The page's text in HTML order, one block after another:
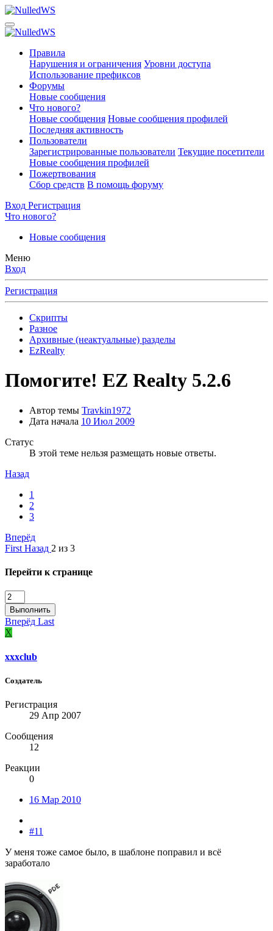
Правила
Нарушения и ограничения Уровни доступа
Использование префиксов
Форумы
Новые сообщения
Что нового?
Новые сообщения Новые сообщения профилей
Последняя активность
Пользователи
Зарегистрированные пользователи Текущие посетители
Новые сообщения профилей
Пожертвования
Сбор средств В помощь форуму
Вход Регистрация
Что нового?
Новые сообщения
Меню
Вход
Регистрация
Скрипты
Разное
Архивные (неактуальные) разделы
EzRealty
Помогите! EZ Realty 5.2.6
Автор темы Travkin1972
Дата начала 10 Июл 2009
Статус
В этой теме нельзя размещать новые ответы.
Назад
1
2
3
Вперёд
First Назад 2 из 3
Перейти к странице
Выполнить
Вперёд Last
X
xxxclub
Создатель
Регистрация
29 Апр 2007
Сообщения
12
Реакции
0
16 Мар 2010
#11
У меня тоже самое было, в шаблоне поправил и всё
заработало